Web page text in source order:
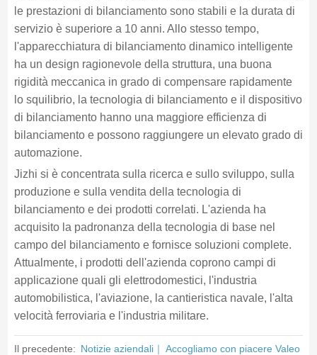
le prestazioni di bilanciamento sono stabili e la durata di
servizio è superiore a 10 anni. Allo stesso tempo,
l'apparecchiatura di bilanciamento dinamico intelligente
ha un design ragionevole della struttura, una buona
rigidità meccanica in grado di compensare rapidamente
lo squilibrio, la tecnologia di bilanciamento e il dispositivo
di bilanciamento hanno una maggiore efficienza di
bilanciamento e possono raggiungere un elevato grado di
automazione.
Jizhi si è concentrata sulla ricerca e sullo sviluppo, sulla
produzione e sulla vendita della tecnologia di
bilanciamento e dei prodotti correlati. L'azienda ha
acquisito la padronanza della tecnologia di base nel
campo del bilanciamento e fornisce soluzioni complete.
Attualmente, i prodotti dell'azienda coprono campi di
applicazione quali gli elettrodomestici, l'industria
automobilistica, l'aviazione, la cantieristica navale, l'alta
velocità ferroviaria e l'industria militare.
Il precedente: Notizie aziendali｜ Accogliamo con piacere Valeo